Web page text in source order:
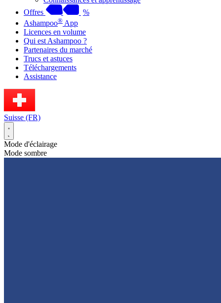
Offres
%
Ashampoo® App
Licences en volume
Qui est Ashampoo ?
Partenaires du marché
Trucs et astuces
Téléchargements
Assistance
Suisse (FR)
Mode d'éclairage
Mode sombre